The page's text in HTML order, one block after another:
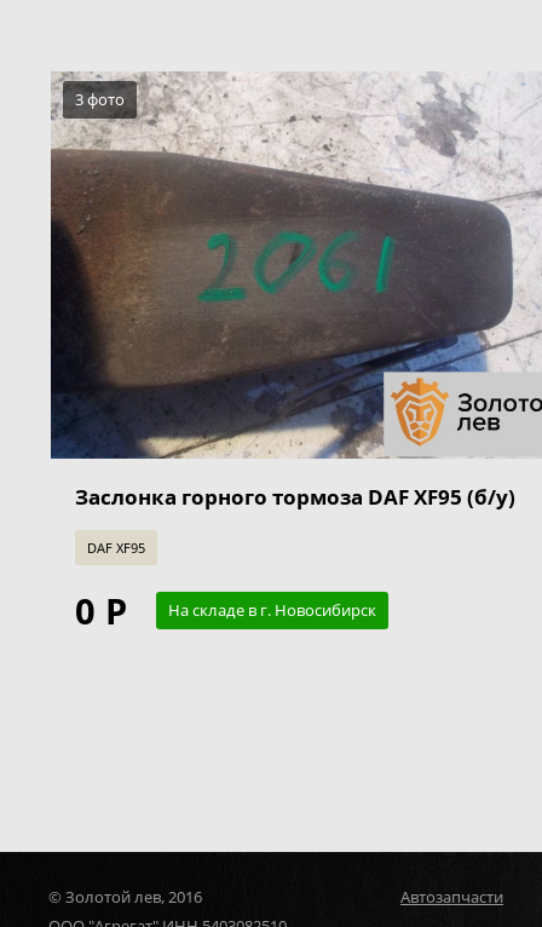
3 фото
Заслонка горного тормоза DAF XF95 (б/у)
DAF XF95
0 Р На складе в г. Новосибирск
© Золотой лев, 2016
Автозапчасти